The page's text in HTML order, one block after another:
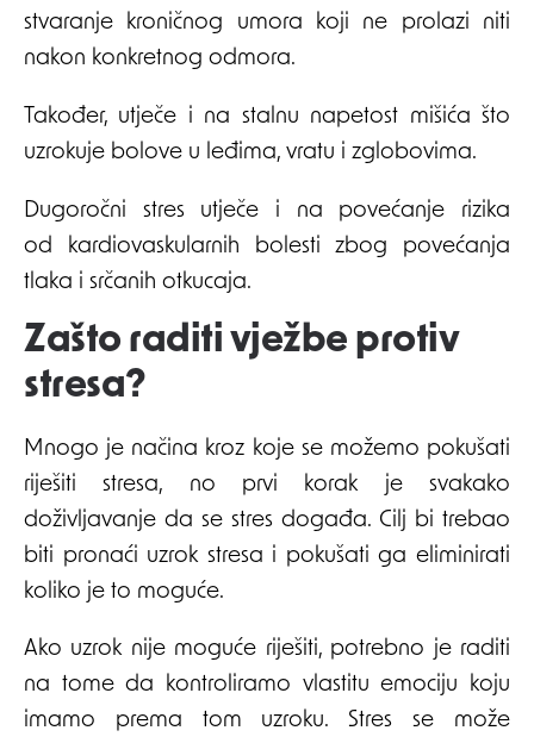
stvaranje kroničnog umora koji ne prolazi niti
nakon konkretnog odmora.
Također, utječe i na stalnu napetost mišića što
uzrokuje bolove u leđima, vratu i zglobovima.
Dugoročni stres utječe i na povećanje rizika
od kardiovaskularnih bolesti zbog povećanja
tlaka i srčanih otkucaja.
Zašto raditi vježbe protiv
stresa?
Mnogo je načina kroz koje se možemo pokušati
riješiti stresa, no prvi korak je svakako
doživljavanje da se stres događa. Cilj bi trebao
biti pronaći uzrok stresa i pokušati ga eliminirati
koliko je to moguće.
Ako uzrok nije moguće riješiti, potrebno je raditi
na tome da kontroliramo vlastitu emociju koju
imamo prema tom uzroku. Stres se može